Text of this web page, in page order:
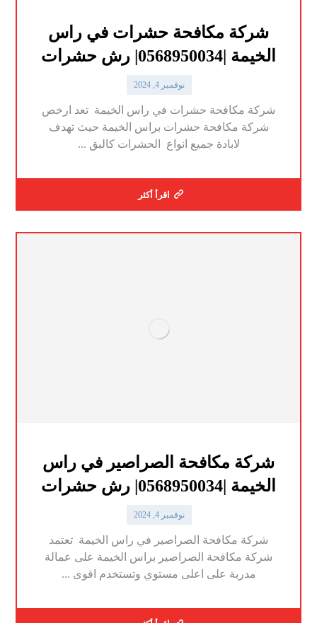
شركة مكافحة حشرات في راس
الخيمة |0568950034| رش حشرات
نوفمبر 4, 2024
شركة مكافحة حشرات في راس الخيمة تعد ارخص
شركة مكافحة حشرات براس الخيمة حيث تهدف
لابادة جميع انواع الحشرات كالبق ...
اقرأ أكثر
شركة مكافحة الصراصير في راس
الخيمة |0568950034| رش حشرات
نوفمبر 4, 2024
شركة مكافحة الصراصير في راس الخيمة تعتمد
شركة مكافحة الصراصير براس الخيمة على عمالة
مدربة على اعلى مستوي وتستخدم اقوى ...